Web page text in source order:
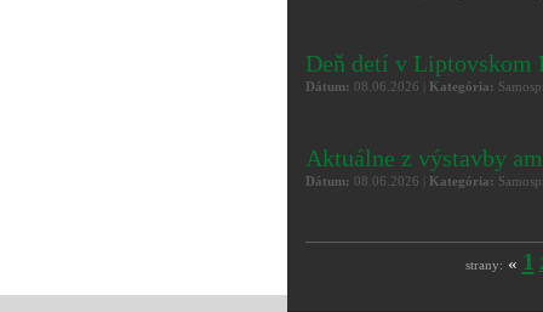
Deň detí v Liptovskom
Dátum: 08.06.2026 | Kategória:
Aktuálne z výstavby
Dátum: 08.06.2026 | Kategória:
strany: « 1